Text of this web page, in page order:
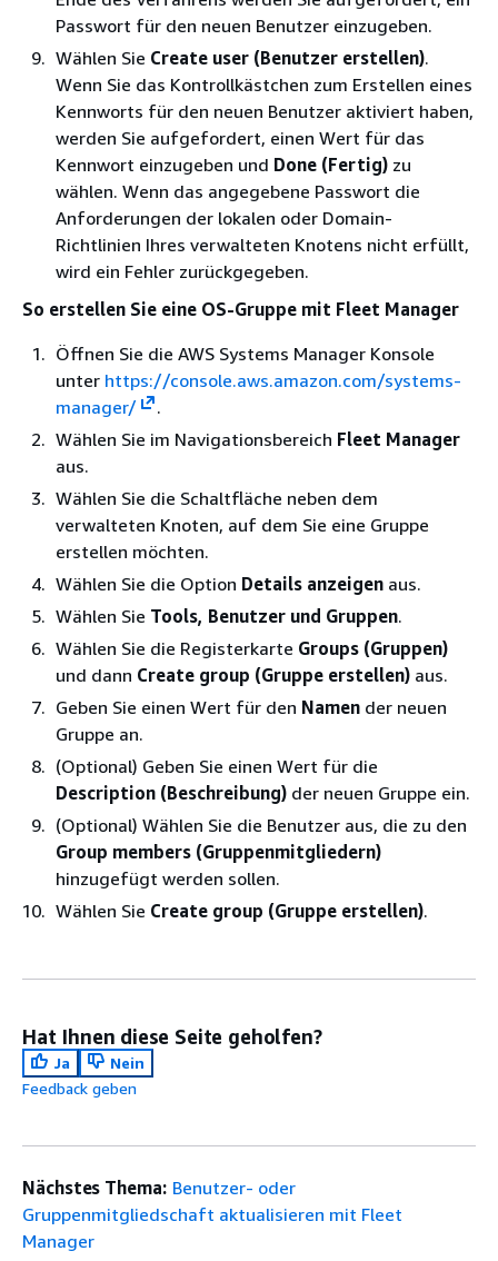
Passwort für den neuen Benutzer einzugeben.
Wählen Sie Create user (Benutzer erstellen).
Wenn Sie das Kontrollkästchen zum Erstellen eines
Kennworts für den neuen Benutzer aktiviert haben,
werden Sie aufgefordert, einen Wert für das
Kennwort einzugeben und Done (Fertig) zu
wählen. Wenn das angegebene Passwort die
Anforderungen der lokalen oder Domain-
Richtlinien Ihres verwalteten Knotens nicht erfüllt,
wird ein Fehler zurückgegeben.
So erstellen Sie eine OS-Gruppe mit Fleet Manager
Öffnen Sie die AWS Systems Manager Konsole
unter https://console.aws.amazon.com/systems-
manager/
.
Wählen Sie im Navigationsbereich Fleet Manager
aus.
Wählen Sie die Schaltfläche neben dem
verwalteten Knoten, auf dem Sie eine Gruppe
erstellen möchten.
Wählen Sie die Option Details anzeigen aus.
Wählen Sie Tools, Benutzer und Gruppen.
Wählen Sie die Registerkarte Groups (Gruppen)
und dann Create group (Gruppe erstellen) aus.
Geben Sie einen Wert für den Namen der neuen
Gruppe an.
(Optional) Geben Sie einen Wert für die
Description (Beschreibung) der neuen Gruppe ein.
(Optional) Wählen Sie die Benutzer aus, die zu den
Group members (Gruppenmitgliedern)
hinzugefügt werden sollen.
Wählen Sie Create group (Gruppe erstellen).
Hat Ihnen diese Seite geholfen?
Ja
Nein
Feedback geben
Nächstes Thema: Benutzer- oder
Gruppenmitgliedschaft aktualisieren mit Fleet
Manager